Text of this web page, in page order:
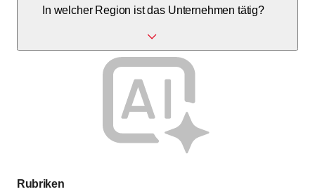
Nachwuchs, detaillierte Informationen zu Lehrstellen
In welcher Region ist das Unternehmen tätig?
Unser Haupttätigkeitsgebiet umfasst Fahrni bei Thun, Bern
und die umliegende Region.
Rubriken